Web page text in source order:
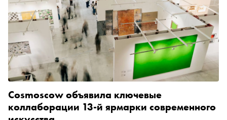
Cosmoscow объявила ключевые
коллаборации 13-й ярмарки современного